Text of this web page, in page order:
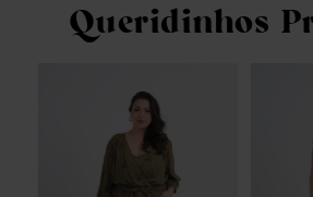
Queridinhos